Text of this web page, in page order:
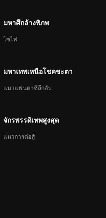
มหาศึกล้างพิภพ
ไซไฟ
มหาเทพเหนือโชคชะตา
แนวแฟนตาซีลึกลับ
จักรพรรดิเทพสูงสุด
แนวการต่อสู้